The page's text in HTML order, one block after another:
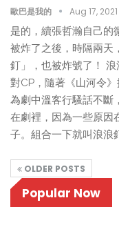
歐巴是我的 Aug 17, 2021
是的，續張哲瀚自己的
被炸了之後，時隔兩天
釘」，也被炸號了！
對CP，隨著《山河令
為劇中溫客行騷話不斷
在劇裡，因為一些原因
子。組合一下就叫浪浪
OLDER POSTS
Popular Now